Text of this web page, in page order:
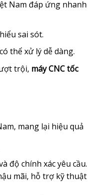
Nam đáp ứng nhanh
sai sót.
thể xử lý dễ dàng.
trội, máy CNC tốc
mang lại hiệu quả
độ chính xác yêu cầu.
mãi, hỗ trợ kỹ thuật